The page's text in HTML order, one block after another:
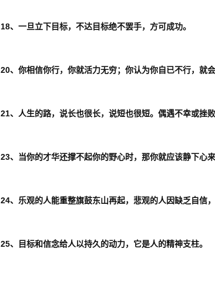
18、一旦立下目标，不达目标绝不罢手，方可成功。
20、你相信你行，你就活力无穷；你认为你自已不行，就会
21、人生的路，说长也很长，说短也很短。偶遇不幸或挫
23、当你的才华还撑不起你的野心时，那你就应该静下心来
24、乐观的人能重整旗鼓东山再起，悲观的人因缺乏自信，
25、目标和信念给人以持久的动力，它是人的精神支柱。